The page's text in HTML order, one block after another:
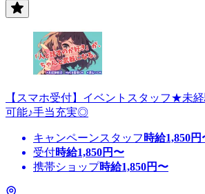
【スマホ受付】イベントスタッフ★未
可能♪手当充実◎
キャンペーンスタッフ 時給1,850円
受付時給1,850円〜
携帯ショップ時給1,850円〜